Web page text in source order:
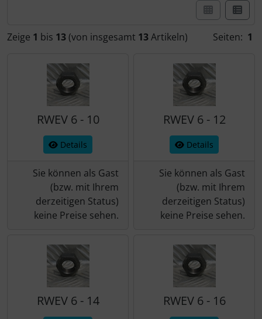
Zeige 1 bis 13 (von insgesamt 13Artikeln) Seiten: 1
RWEV 6 - 10
Details
Sie können als Gast
(bzw. mit Ihrem
derzeitigen Status)
keine Preise sehen.
RWEV 6 - 12
Details
Sie können als Gast
(bzw. mit Ihrem
derzeitigen Status)
keine Preise sehen.
RWEV 6 - 14 RWEV 6 - 16